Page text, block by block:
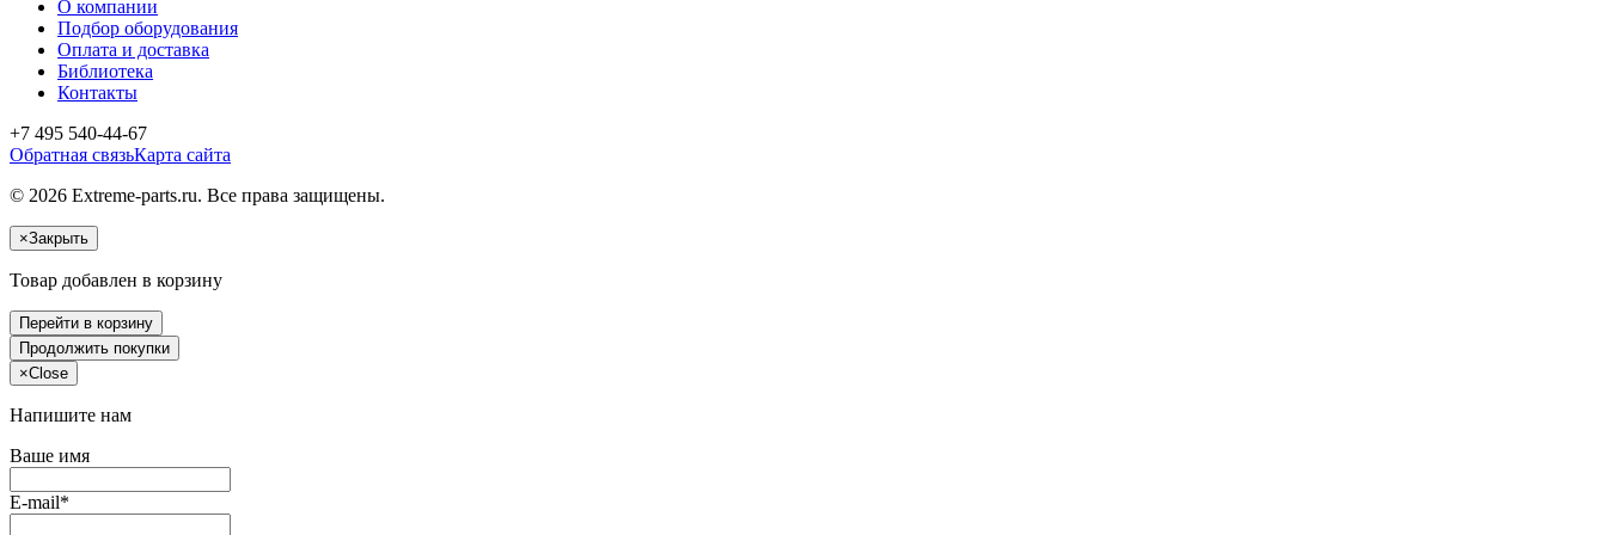
О компании
Подбор оборудования
Оплата и доставка
Библиотека
Контакты
+7 495 540-44-67
Обратная связьКарта сайта
© 2026 Extreme-parts.ru. Все права защищены.
×Закрыть
Товар добавлен в корзину
Перейти в корзину
Продолжить покупки
×Close
Напишите нам
Ваше имя
E-mail*